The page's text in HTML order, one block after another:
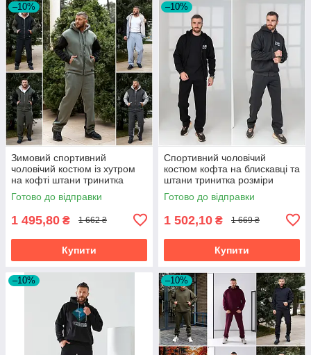
–10%
Зимовий спортивний
чоловічий костюм із хутром
на кофті штани тринитка
розміри батал
Готово до відправки
1 495,80 ₴ 1 662 ₴
Купити
–10%
Спортивний чоловічий
костюм кофта на блискавці та
штани тринитка розміри
батал на великий зірсист
Готово до відправки
1 502,10 ₴ 1 669 ₴
Купити
–10% –10%